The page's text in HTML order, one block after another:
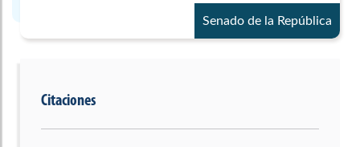
Senado de la República
Citaciones